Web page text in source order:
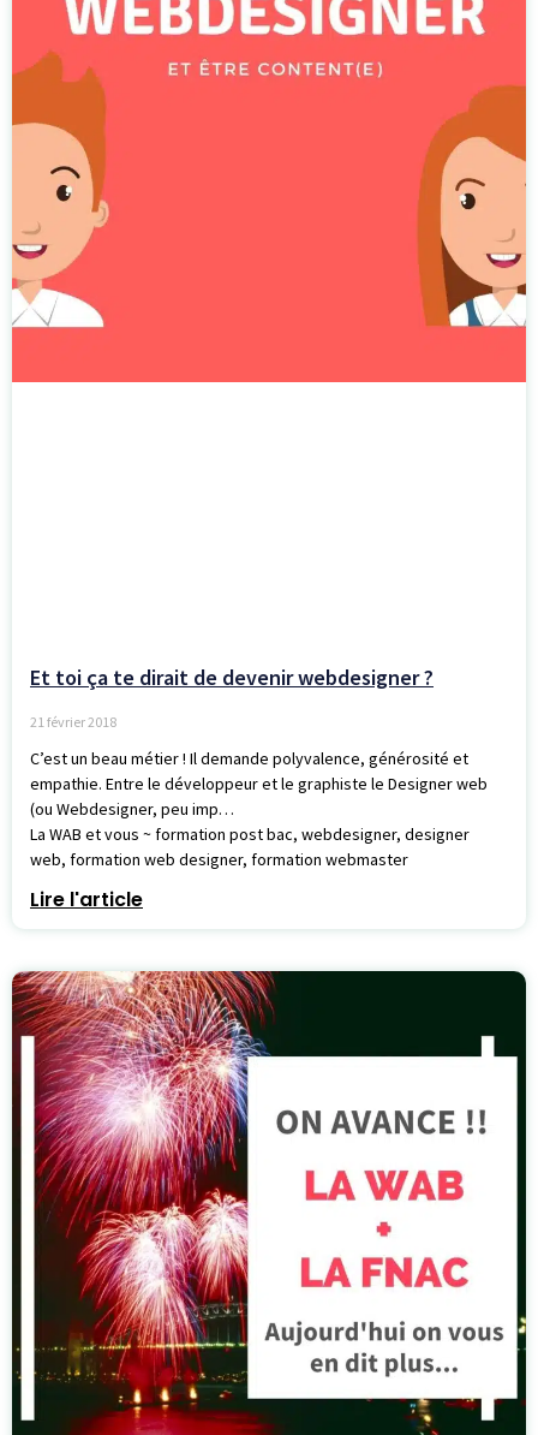
Et toi ça te dirait de devenir webdesigner ?
21 février 2018
C’est un beau métier ! Il demande polyvalence, générosité et
empathie. Entre le développeur et le graphiste le Designer web
(ou Webdesigner, peu imp…
La WAB et vous ~ formation post bac, webdesigner, designer
web, formation web designer, formation webmaster
Lire l'article